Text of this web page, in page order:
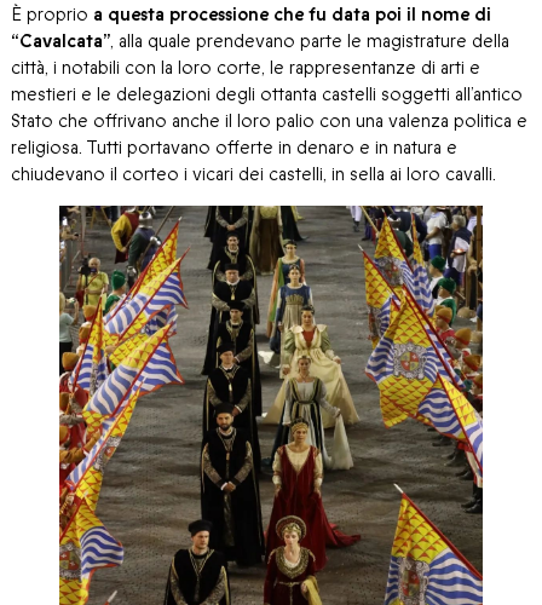
È proprio a questa processione che fu data poi il nome di
“Cavalcata”, alla quale prendevano parte le magistrature della
città, i notabili con la loro corte, le rappresentanze di arti e
mestieri e le delegazioni degli ottanta castelli soggetti all’antico
Stato che offrivano anche il loro palio con una valenza politica e
religiosa. Tutti portavano offerte in denaro e in natura e
chiudevano il corteo i vicari dei castelli, in sella ai loro cavalli.